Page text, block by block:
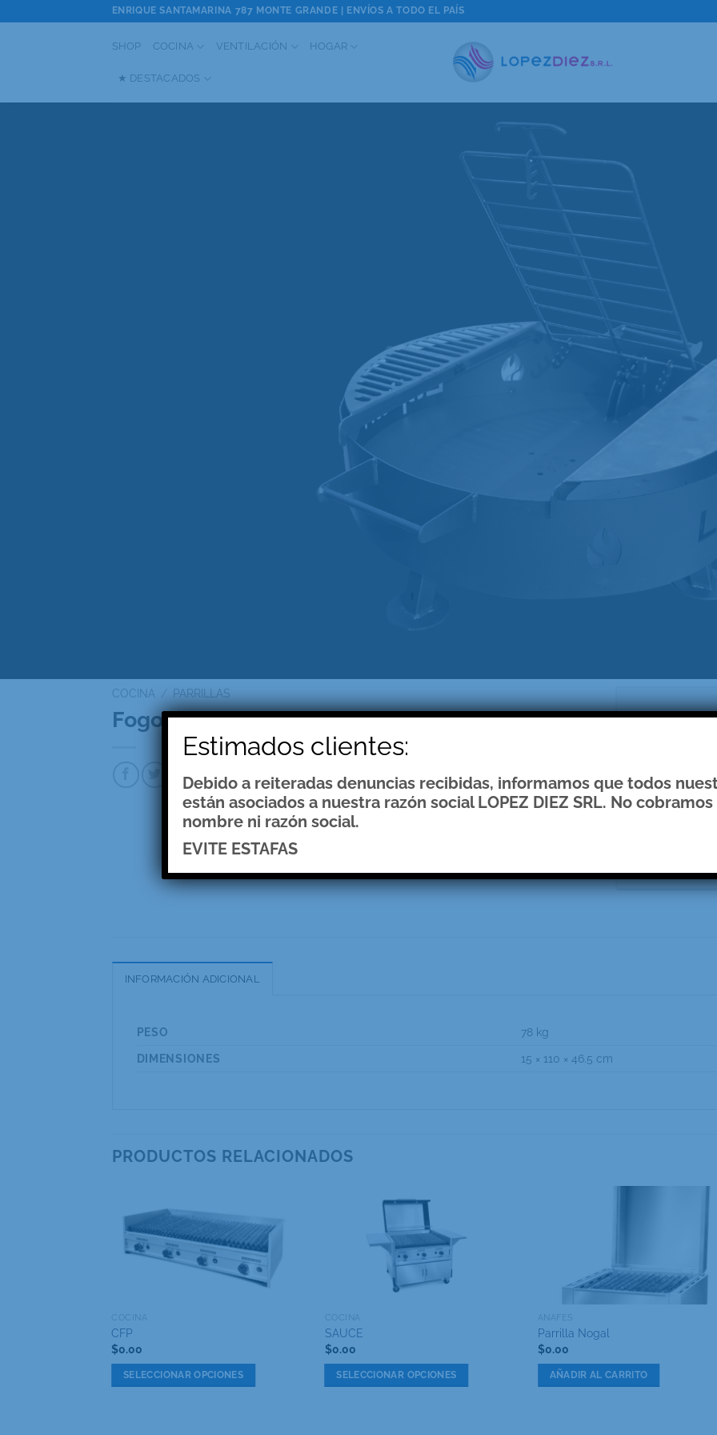
ENRIQUE SANTAMARINA 787 MONTE GRANDE | ENVÍOS A TODO EL PAÍS
SHOP COCINA VENTILACIÓN HOGAR
★ DESTACADOS
COCINA / PARRILLAS
Fogonero Parrillero Premium
INFORMACIÓN ADICIONAL
PESO
78 kg
DIMENSIONES
15 × 110 × 46.5 cm
PRODUCTOS RELACIONADOS
COCINA
CFP
$0.00
SELECCIONAR OPCIONES
COCINA
SAUCE
$0.00
SELECCIONAR OPCIONES
ANAFES
Parrilla Nogal
$0.00
AÑADIR AL CARRITO
Estimados clientes:
Debido a reiteradas denuncias recibidas, informamos que todos
están asociados a nuestra razón social LOPEZ DIEZ SRL. No
nombre ni razón social.
EVITE ESTAFAS